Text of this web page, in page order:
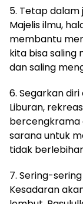
5. Tetap
Majelis ilmu,
membantu
kita bisa saling
dan saling
6. Segarkan
Liburan,
bercengkrama
sarana untuk
tidak
7. Sering-
Kesadaran